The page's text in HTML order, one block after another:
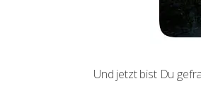
Und jetzt bist Du